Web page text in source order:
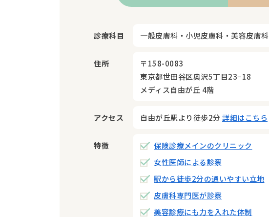
診療科目 一般皮膚科・小児皮膚科・美容皮膚科
住所
〒158-0083
東京都世田谷区奥沢5丁目23−18
メディス自由が丘 4階
アクセス 自由が丘駅より徒歩2分詳細はこちら
特徴
保険診療メインのクリニック
女性医師による診察
駅から徒歩2分の通いやすい立地
皮膚科専門医が診察
美容診療にも力を入れた体制